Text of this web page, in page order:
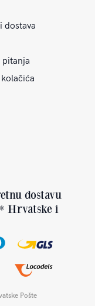
dostava
pitanja
dostavu
Hrvatske i
Pošte